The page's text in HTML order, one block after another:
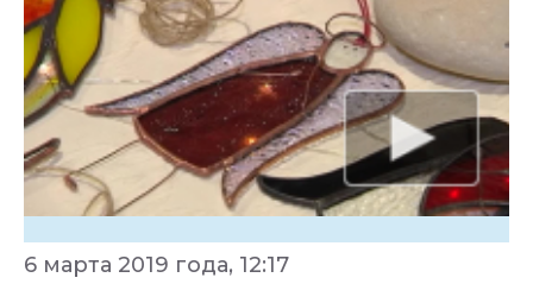
6 марта 2019 года, 12:17